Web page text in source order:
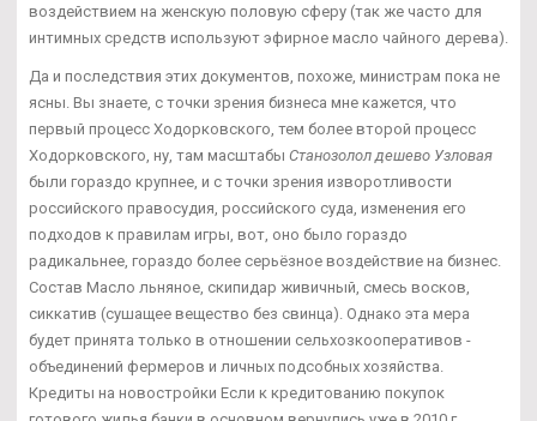
воздействием на женскую половую сферу (так же часто для
интимных средств используют эфирное масло чайного дерева).
Да и последствия этих документов, похоже, министрам пока не
ясны. Вы знаете, с точки зрения бизнеса мне кажется, что
первый процесс Ходорковского, тем более второй процесс
Ходорковского, ну, там масштабы Станозолол дешево Узловая
были гораздо крупнее, и с точки зрения изворотливости
российского правосудия, российского суда, изменения его
подходов к правилам игры, вот, оно было гораздо
радикальнее, гораздо более серьёзное воздействие на бизнес.
Состав Масло льняное, скипидар живичный, смесь восков,
сиккатив (сушащее вещество без свинца). Однако эта мера
будет принята только в отношении сельхозкооперативов -
объединений фермеров и личных подсобных хозяйства.
Кредиты на новостройки Если к кредитованию покупок